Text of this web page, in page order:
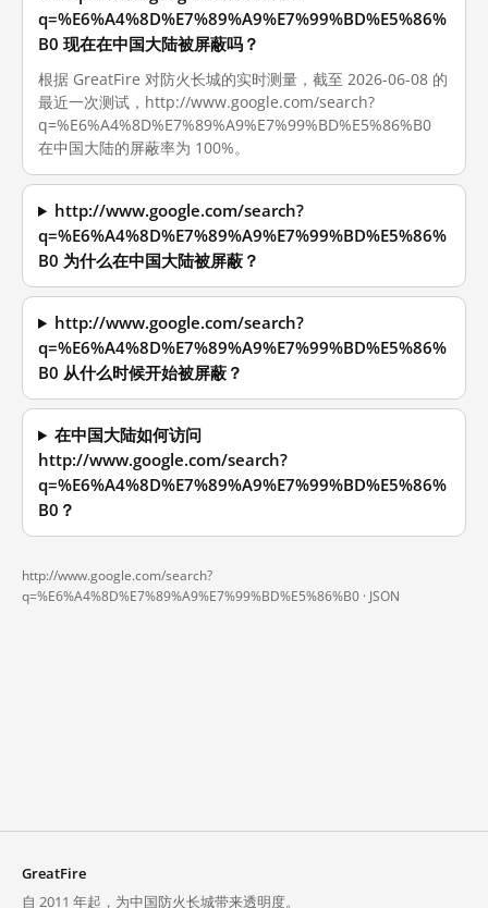
q=%E6%A4%8D%E7%89%A9%E7%99%BD%E5%86%
B0 现在在中国大陆被屏蔽吗？
根据 GreatFire 对防火长城的实时测量，截至 2026-06-08 的
最近一次测试，http://www.google.com/search?
q=%E6%A4%8D%E7%89%A9%E7%99%BD%E5%86%B0
在中国大陆的屏蔽率为 100%。
http://www.google.com/search?
q=%E6%A4%8D%E7%89%A9%E7%99%BD%E5%86%
B0 为什么在中国大陆被屏蔽？
http://www.google.com/search?
q=%E6%A4%8D%E7%89%A9%E7%99%BD%E5%86%
B0 从什么时候开始被屏蔽？
在中国大陆如何访问
http://www.google.com/search?
q=%E6%A4%8D%E7%89%A9%E7%99%BD%E5%86%
B0？
http://www.google.com/search?
q=%E6%A4%8D%E7%89%A9%E7%99%BD%E5%86%B0 · JSON
GreatFire
自 2011 年起，为中国防火长城带来透明度。